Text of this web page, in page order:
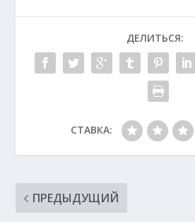
ДЕЛИТЬСЯ:
СТАВКА:
ПРЕДЫДУЩИЙ